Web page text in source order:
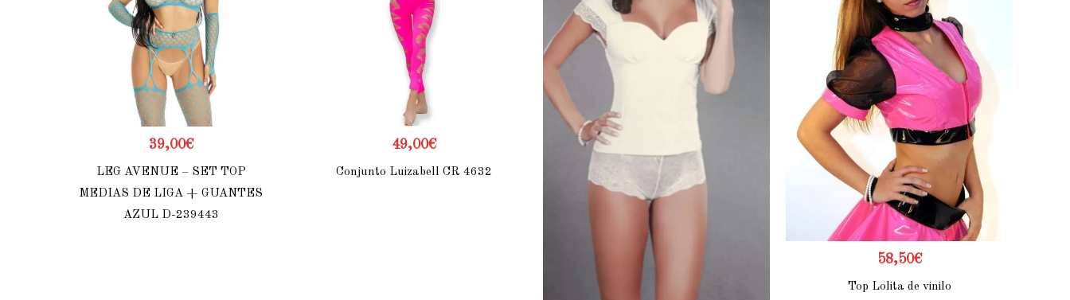
39,00€
LEG AVENUE – SET TOP
MEDIAS DE LIGA + GUANTES
AZUL D-239443
49,00€
Conjunto Luizabell CR 4632
58,50€
Top Lolita de vinilo